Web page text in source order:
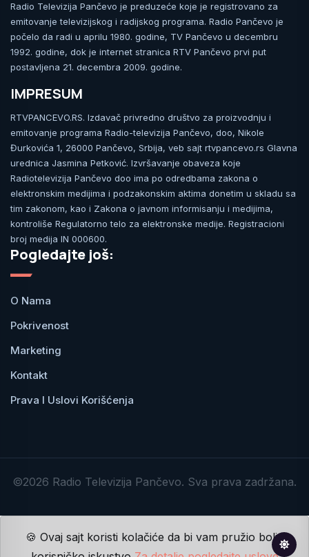
Radio Televizija Pančevo je preduzeće koje je registrovano za
emitovanje televizijskog i radijskog programa. Radio Pančevo je
počelo da radi u aprilu 1980. godine, TV Pančevo u decembru
1992. godine, dok je internet stranica RTV Pančevo prvi put
postavljena 21. decembra 2009. godine.
IMPRESUM
RTVPANCEVO.RS. Izdavač privredno društvo za proizvodnju i
emitovanje programa Radio-televizija Pančevo, doo, Nikole
Đurkovića 1, 26000 Pančevo, Srbija, veb sajt rtvpancevo.rs Glavna
urednica Jasmina Petković. Izvršavanje obaveza koje
Radiotelevizija Pančevo doo ima po odredbama zakona o
elektronskim medijima i podzakonskim aktima donetim u skladu sa
tim zakonom, kao i Zakona o javnom informisanju i medijima,
kontroliše Regulatorno telo za elektronske medije. Registracioni
broj medija IN 000600.
Pogledajte još:
O Nama
Pokrivenost
Marketing
Kontakt
Prava I Uslovi Korišćenja
©2026 Radio Televizija Pančevo. Sva prava zadržana.
🍪 Ovaj sajt koristi kolačiće da bi vam pružio bolje